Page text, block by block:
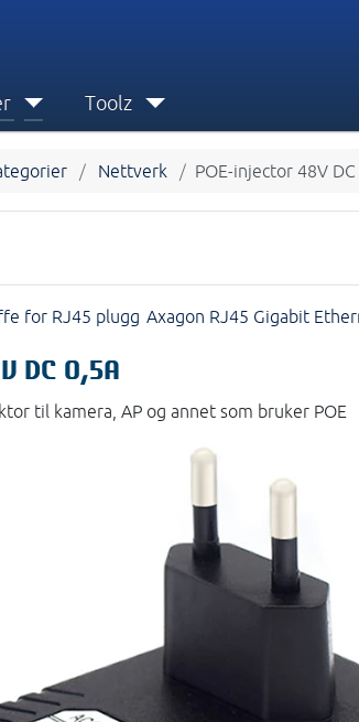
Toolz
Nettverk POE-injector 48V
for RJ45 plugg Axagon RJ45 Gigabit
DC 0,5A
til kamera, AP og annet som bruker POE